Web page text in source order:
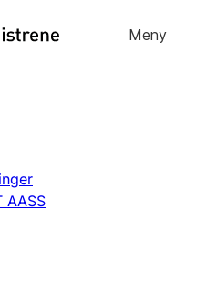
til
Meny
AASS